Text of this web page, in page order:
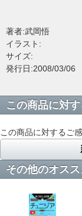
著者:武岡悟
イラスト:
サイズ:
発行日:2008/03/06
この商品に対
この商品に対するご
その他のオス